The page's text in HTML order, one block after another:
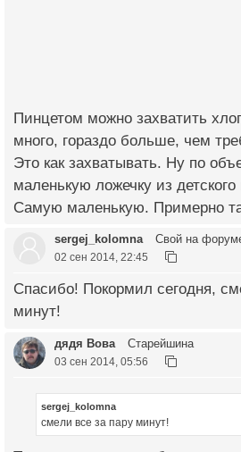
Пинцетом можно захватить
много, гораздо больше, чем
Это как захватывать. Ну по
маленькую ложечку из детского
Самую маленькую. Примерно
sergej_kolomna Свой на
02 сен 2014, 22:45
Спасибо! Покормил сегодня,
минут!
дядя Вова Старейшина
03 сен 2014, 05:56
sergej_kolomna
смели все за пару минут!